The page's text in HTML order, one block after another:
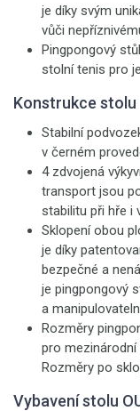
je díky svým
vůči
Pingpongový
stolní tenis pro
Konstrukce stolu
Stabilní
v černém
4 zdvojená
transport jsou
stabilitu při hře i
Sklopení obou
je díky
bezpečné a
je pingpongový
a
Rozměry
pro mezinárodní
Rozměry po
Vybavení stolu